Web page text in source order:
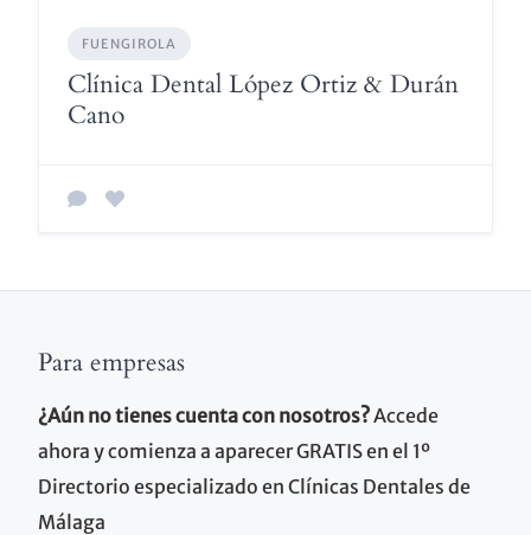
FUENGIROLA
Clínica Dental López Ortiz & Durán
Cano
Para empresas
¿Aún no tienes cuenta con nosotros?Accede
ahora y comienza a aparecer GRATIS en el 1º
Directorio especializado en Clínicas Dentales de
Málaga